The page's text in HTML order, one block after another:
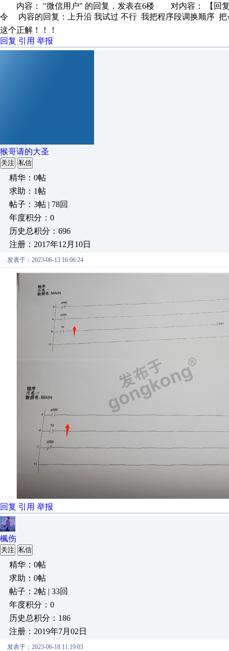
内容： "微信用户" 的回复，发表在6楼 对内容： 【回复
令 内容的回复：上升沿 我试过 不行 我把程序段调换顺序 把
这个正解！！！
回复 引用 举报
猴哥请的大圣
关注 私信
精华：0帖
求助：1帖
帖子：3帖 | 78回
年度积分：0
历史总积分：696
注册：2017年12月10日
发表于：2023-06-13 16:06:24
回复 引用 举报
楓伤
关注 私信
精华：0帖
求助：0帖
帖子：2帖 | 33回
年度积分：0
历史总积分：186
注册：2019年7月02日
发表于：2023-06-18 11:19:03